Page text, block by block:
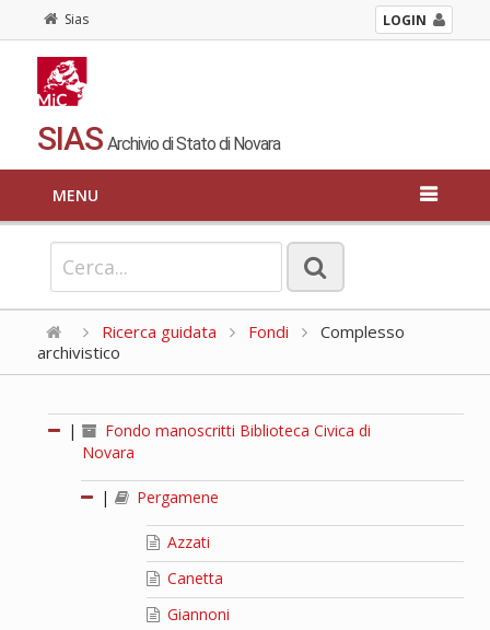
Sias LOGIN
SIAS Archivio di Stato di Novara
MENU
Ricerca guidata Fondi
Complesso
archivistico
|
Fondo manoscritti Biblioteca Civica di
Novara
| Pergamene
Azzati
Canetta
Giannoni